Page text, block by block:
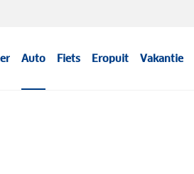
Auto Fiets Eropuit Vakantie